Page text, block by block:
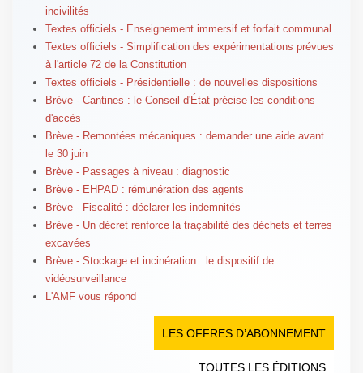
incivilités
Textes officiels - Enseignement immersif et forfait communal
Textes officiels - Simplification des expérimentations prévues
à l'article 72 de la Constitution
Textes officiels - Présidentielle : de nouvelles dispositions
Brève - Cantines : le Conseil d'État précise les conditions
d'accès
Brève - Remontées mécaniques : demander une aide avant
le 30 juin
Brève - Passages à niveau : diagnostic
Brève - EHPAD : rémunération des agents
Brève - Fiscalité : déclarer les indemnités
Brève - Un décret renforce la traçabilité des déchets et terres
excavées
Brève - Stockage et incinération : le dispositif de
vidéosurveillance
L'AMF vous répond
LES OFFRES D’ABONNEMENT
TOUTES LES ÉDITIONS